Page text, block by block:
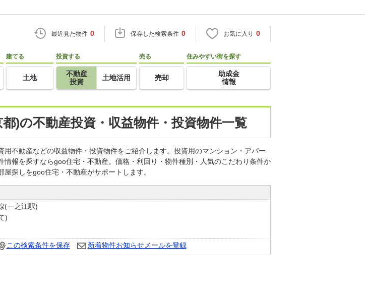
最近見た物件 0 保存した検索条件 0 お気に入り 0
建てる
土地
投資する
不動産
投資
土地活用
売る
売却
住みやすい街を探す
助成金
情報
)の不動産投資・収益物件・投資物件一覧
用不動産などの収益物件・投資物件をご紹介します。投資用のマンション・アパー
情報を探すならgoo住宅・不動産。価格・利回り・物件種別・人気のこだわり条件か
屋探しをgoo住宅・不動産がサポートします。
(一之江駅)
)
この検索条件を保存 新着物件お知らせメールを登録